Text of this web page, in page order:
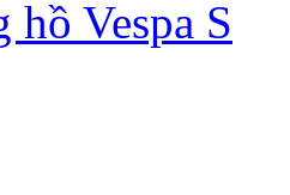
hồ Vespa S